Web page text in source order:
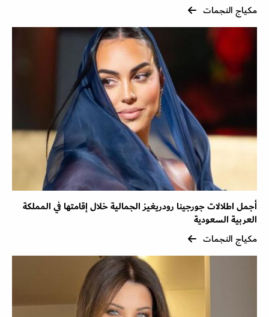
مكياج النجمات
أجمل اطلالات جورجينا رودريغيز الجمالية خلال إقامتها في المملكة
العربية السعودية
مكياج النجمات